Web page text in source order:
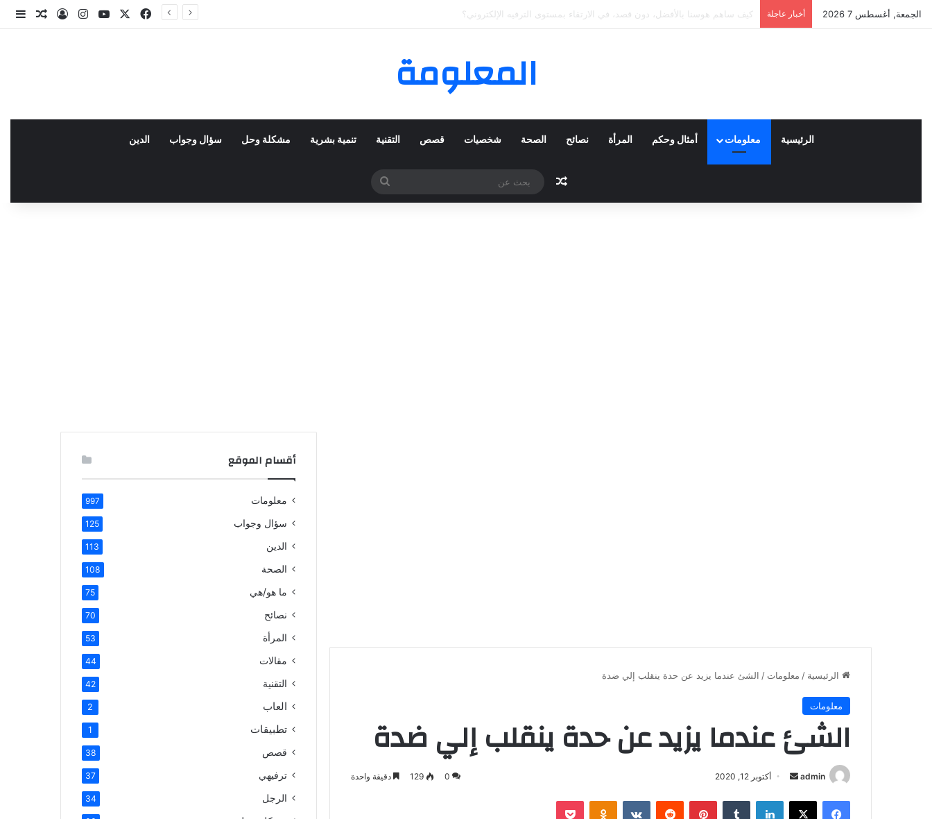
الجمعة, أغسطس 7 2026 أخبار عاجلة العملاء واختياراتهم لمنتجات نايكي المفضلة عبر ترينديول: استكشاف رحلة التسوق الذكي. فيسبوك يوتيوبانستقرام
تسجيلمقال
المعلومة
الرئيسية معلومات أمثال وحكم المرأة نصائح الصحة شخصيات قصص التقنية تنمية بشرية مشكلة وحل سؤال وجواب الدين
مقال عشوائي
بحث
عن
الرئيسية / معلومات / الشئ عندما يزيد عن حدة ينقلب إلي ضدة
معلومات
الشئ عندما يزيد عن حدة ينقلب إلي ضدة
admin
أرسل
إلكترونيا
أكتوبر 12, 2020 0
129 دقيقة واحدة
فيسبوك X لينكدإن بينتيريست Odnoklassniki
بوكيت
أقسام الموقع
معلومات 997
سؤال وجواب 125
الدين 113
الصحة 108
ما هو/هي 75
نصائح 70
المرأة 53
مقالات 44
التقنية 42
العاب 2
تطبيقات 1
قصص 38
ترفيهي 37
الرجل 34